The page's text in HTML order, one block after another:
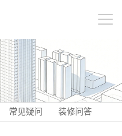
常见疑问 装修问答